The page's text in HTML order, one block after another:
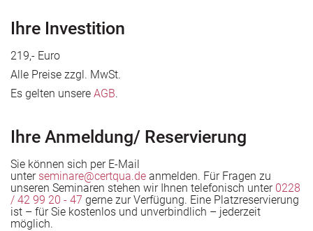
Ihre Investition
219,- Euro
Alle Preise zzgl. MwSt.
Es gelten unsere AGB.
Ihre Anmeldung/ Reservierung
Sie können sich per E-Mail
unter seminare@certqua.de anmelden. Für Fragen zu
unseren Seminaren stehen wir Ihnen telefonisch unter 0228
/ 42 99 20 - 47 gerne zur Verfügung. Eine Platzreservierung
ist – für Sie kostenlos und unverbindlich – jederzeit
möglich.